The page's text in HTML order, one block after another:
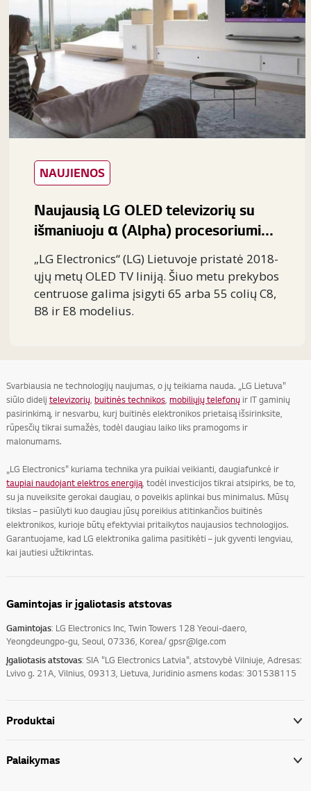
NAUJIENOS
Naujausią LG OLED televizorių su
išmaniuoju α (Alpha) procesoriumi...
„LG Electronics“ (LG) Lietuvoje pristatė 2018-
ųjų metų OLED TV liniją. Šiuo metu prekybos
centruose galima įsigyti 65 arba 55 colių C8,
B8 ir E8 modelius.
Svarbiausia ne technologijų naujumas, o jų teikiama nauda. „LG Lietuva"
siūlo didelį televizorių, buitinės technikos, mobiliųjų telefonų ir IT gaminių
pasirinkimą, ir nesvarbu, kurį buitinės elektronikos prietaisą išsirinksite,
rūpesčių tikrai sumažės, todėl daugiau laiko liks pramogoms ir
malonumams.
„LG Electronics" kuriama technika yra puikiai veikianti, daugiafunkcė ir
taupiai naudojant elektros energiją, todėl investicijos tikrai atsipirks, be to,
su ja nuveiksite gerokai daugiau, o poveikis aplinkai bus minimalus. Mūsų
tikslas – pasiūlyti kuo daugiau jūsų poreikius atitinkančios buitinės
elektronikos, kurioje būtų efektyviai pritaikytos naujausios technologijos.
Garantuojame, kad LG elektronika galima pasitikėti – juk gyventi lengviau,
kai jautiesi užtikrintas.
Gamintojas ir įgaliotasis atstovas
Gamintojas: LG Electronics Inc, Twin Towers 128 Yeoui-daero,
Yeongdeungpo-gu, Seoul, 07336, Korea/ gpsr@lge.com
Įgaliotasis atstovas: SIA "LG Electronics Latvia", atstovybė Vilniuje, Adresas:
Lvivo g. 21A, Vilnius, 09313, Lietuva, Juridinio asmens kodas: 301538115
Produktai
Palaikymas